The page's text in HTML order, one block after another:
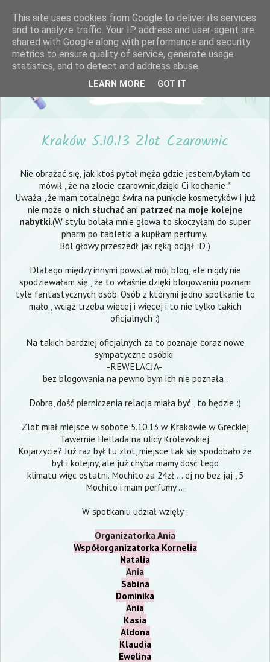
Kraków 5.10.13 Zlot Czarownic
Nie obrażać się, jak ktoś pytał męża gdzie jestem/byłam to
mówił , że na zlocie czarownic,dzięki Ci kochanie:*
Uważa , że mam totalnego świra na punkcie kosmetyków i już
nie może o nich słuchać ani patrzeć na moje kolejne
nabytki.(W stylu bolała mnie głowa to skoczyłam do super
pharm po tabletki a kupiłam perfumy.
Ból głowy przeszedł jak ręką odjął :D )
Dlatego między innymi powstał mój blog, ale nigdy nie
spodziewałam się , że to właśnie dzięki blogowaniu poznam
tyle fantastycznych osób. Osób z którymi jedno spotkanie to
mało , wciąż trzeba więcej i więcej i to nie tylko takich
oficjalnych :)
Na takich bardziej oficjalnych za to poznaje coraz nowe
sympatyczne osóbki
-REWELACJA-
bez blogowania na pewno bym ich nie poznała .
Dobra, dość pierniczenia relacja miała być , to będzie :)
Zlot miał miejsce w sobote 5.10.13 w Krakowie w Greckiej
Tawernie Hellada na ulicy Królewskiej.
Kojarzycie? Już raz był tu zlot, miejsce tak się spodobało że
był i kolejny, ale już chyba mamy dość tego
klimatu więc ostatni. Mochito za 24zł ... ej no bez jaj , 5
Mochito i mam perfumy ...
W spotkaniu udział wzięły :
Organizatorka Ania
Współorganizatorka Kornelia
Natalia
Ania
Sabina
Dominika
Ania
Kasia
Aldona
Klaudia
Ewelina
This site uses cookies from Google to deliver its services
and to analyze traffic. Your IP address and user-agent are
shared with Google along with performance and security
metrics to ensure quality of service, generate usage
statistics, and to detect and address abuse.
LEARN MORE GOT IT